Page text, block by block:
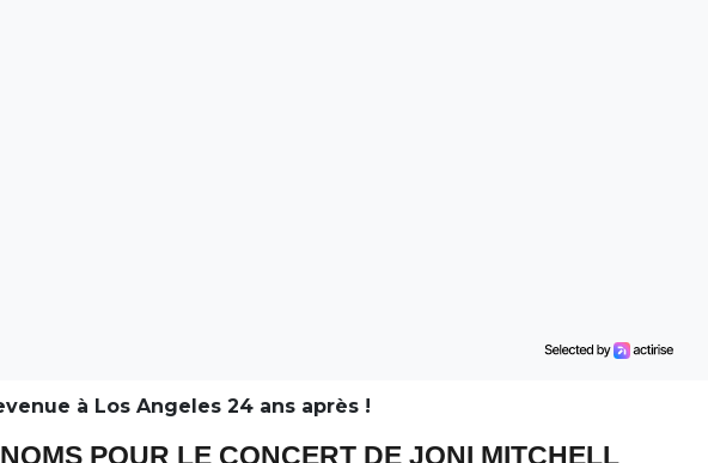
à Los Angeles 24 ans après !
POUR LE CONCERT DE JONI MITCHELL